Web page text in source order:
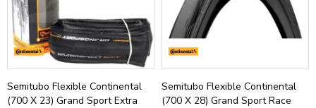
Semitubo Flexible Continental
(700 X 23) Grand Sport Extra
Semitubo Flexible Continental
(700 X 28) Grand Sport Race